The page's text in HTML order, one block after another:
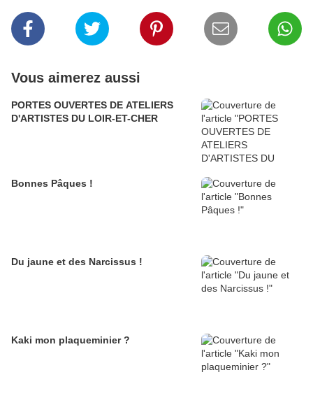
Vous aimerez aussi
PORTES OUVERTES DE ATELIERS
D'ARTISTES DU LOIR-ET-CHER
Bonnes Pâques !
Du jaune et des Narcissus !
Kaki mon plaqueminier ?